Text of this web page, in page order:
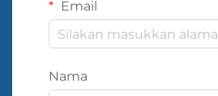
Email
Nama